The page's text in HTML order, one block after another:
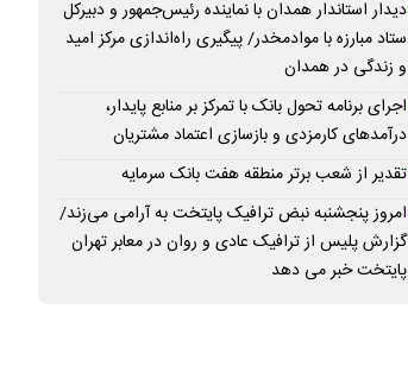
دیدار استاندار همدان با نماینده رئیس‌جمهور و دبیرکل
ستاد مبارزه با موادمخدر/ پیگیری راه‌اندازی مرکز امید
و زندگی در همدان
اجرای برنامه تحول بانک با تمرکز بر منابع پایدار،
درآمدهای کارمزدی و بازسازی اعتماد مشتریان
تقدیر از شعب برتر منطقه هفت بانک سرمایه
امروز پنجشنبه نبض ترافیک پایتخت به آرامی می‌زند/
گزارش پلیس از ترافیک عادی و روان در معابر تهران
پایتخت خبر می دهد